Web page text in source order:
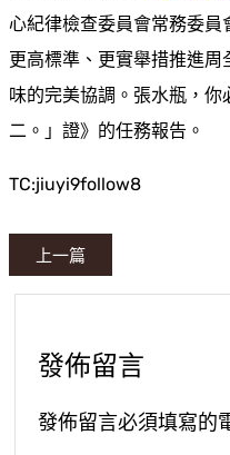
心紀律檢查委員會常務委員
更高標準、更實舉措推進周
味的完美協調。張水瓶，
二。」證》的任務報告。
TC:jiuyi9follow8
上一篇
發佈留言
發佈留言必須填寫的